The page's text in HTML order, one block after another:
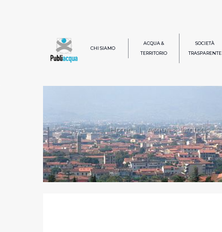
CHI SIAMO
ACQUA &
TERRITORIO
SOCIETÀ
TRASPARENTE
Home | Acqua & Territorio |